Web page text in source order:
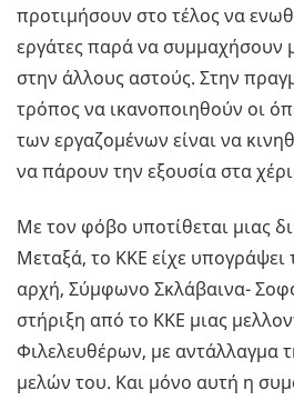
προτιμήσουν στο τέλος να
εργάτες παρά να συμμαχήσουν
στην άλλους αστούς. Στην
τρόπος να ικανοποιηθούν οι
των εργαζομένων είναι να
να πάρουν την εξουσία στα
Με τον φόβο υποτίθεται μιας
Μεταξά, το ΚΚΕ είχε υπογράψει
αρχή, Σύμφωνο Σκλάβαινα-
στήριξη από το ΚΚΕ μιας
Φιλελευθέρων, με αντάλλαγμα
μελών του. Και μόνο αυτή η